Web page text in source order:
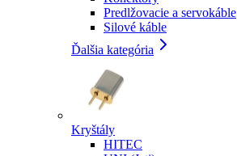
Predlžovacie a servokáble
Silové káble
Ďalšia kategória
Kryštály
HITEC